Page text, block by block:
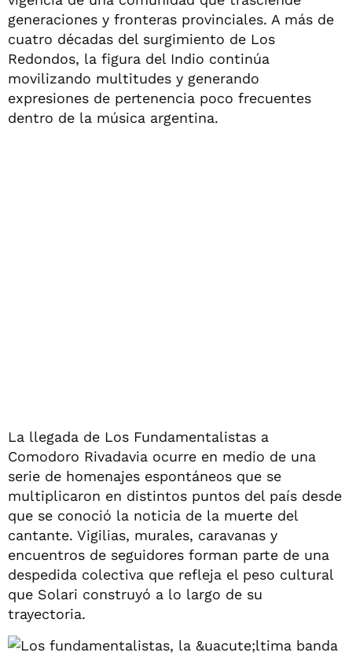
generaciones y fronteras provinciales. A más de
cuatro décadas del surgimiento de Los
Redondos, la figura del Indio continúa
movilizando multitudes y generando
expresiones de pertenencia poco frecuentes
dentro de la música argentina.
La llegada de Los Fundamentalistas a
Comodoro Rivadavia ocurre en medio de una
serie de homenajes espontáneos que se
multiplicaron en distintos puntos del país desde
que se conoció la noticia de la muerte del
cantante. Vigilias, murales, caravanas y
encuentros de seguidores forman parte de una
despedida colectiva que refleja el peso cultural
que Solari construyó a lo largo de su
trayectoria.